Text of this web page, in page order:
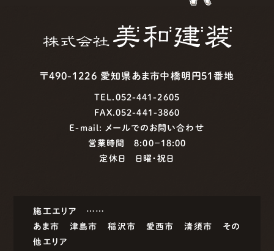
〒490-1226 愛知県あま市中橋明円51番地
TEL.052-441-2605
FAX.052-441-3860
E-mail: メールでのお問い合わせ
営業時間 8:00−18:00
定休日 日曜・祝日
施工エリア ……
あま市
津島市 稲沢市 愛西市 清須市
その
他エリア